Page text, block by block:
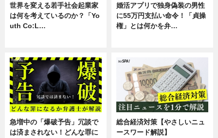
世界を変える若手社会起業家
は何を考えているのか？「Yo
uth Co:L…
婚活アプリで独身偽装の男性
に55万円支払い命令！「貞操
権」とは何かを弁…
急増中の「爆破予告」冗談で
は済まされない！どんな罪に
総合経済対策【やさしいニュ
ースワード解説】